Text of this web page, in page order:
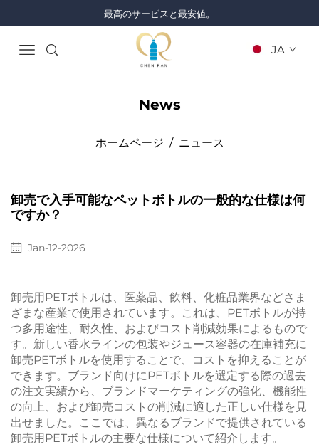
最高のサービスと最安値。
JA
ホームページ / ニュース
News
卸売で入手可能なペットボトルの一般的な仕様は何
ですか？
Jan-12-2026
卸売用PETボトルは、医薬品、飲料、化粧品業界などさま
ざまな産業で使用されています。これは、PETボトルが持
つ多用途性、耐久性、およびコスト削減効果によるもので
す。新しい香水ラインの包装やジュース容器の在庫補充に
卸売PETボトルを使用することで、コストを抑えることが
できます。ブランド向けにPETボトルを選定する際の過去
の注文実績から、ブランドマーケティングの強化、機能性
の向上、および卸売コストの削減に適した正しい仕様を見
出せました。ここでは、異なるブランドで提供されている
卸売用PETボトルの主要な仕様について紹介します。